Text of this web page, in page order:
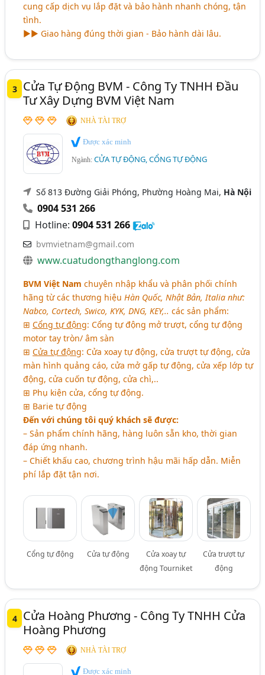
cung cấp dịch vụ lắp đặt và bảo hành nhanh chóng, tận
tình.
►► Giao hàng đúng thời gian - Bảo hành dài lâu.
3
Cửa Tự Động BVM - Công Ty TNHH Đầu
Tư Xây Dựng BVM Việt Nam
NHÀ TÀI TRỢ
Được xác minh
Ngành:CỬA TỰ ĐỘNG, CỔNG TỰ ĐỘNG
Số 813 Đường Giải Phóng, Phường Hoàng Mai, Hà Nội
0904 531 266
Hotline:0904 531 266
bvmvietnam@gmail.com
www.cuatudongthanglong.com
BVM Việt Nam chuyên nhập khẩu và phân phối chính
hãng từ các thương hiệuHàn Quốc, Nhật Bản, Italia như:
Nabco, Cortech, Swico, KYK, DNG, KEY,.. các sản phẩm:
⊞Cổng tự động: Cổng tự động mở trượt, cổng tự động
motor tay tròn/ âm sàn
⊞Cửa tự động: Cửa xoay tự động, cửa trượt tự động, cửa
màn hình quảng cáo, cửa mở gấp tự động, cửa xếp lớp tự
động, cửa cuốn tự động, cửa chì,..
⊞ Phụ kiện cửa, cổng tự động.
⊞ Barie tự động
Đến với chúng tôi quý khách sẽ được:
– Sản phẩm chính hãng, hàng luôn sẵn kho, thời gian
đáp ứng nhanh.
– Chiết khấu cao, chương trình hậu mãi hấp dẫn. Miễn
phí lắp đặt tận nơi.
Cổng tự động Cửa tự động
Cửa xoay tự
động Tourniket
Cửa trượt tự
động
4
Cửa Hoàng Phương - Công Ty TNHH Cửa
Hoàng Phương
NHÀ TÀI TRỢ
Được xác minh